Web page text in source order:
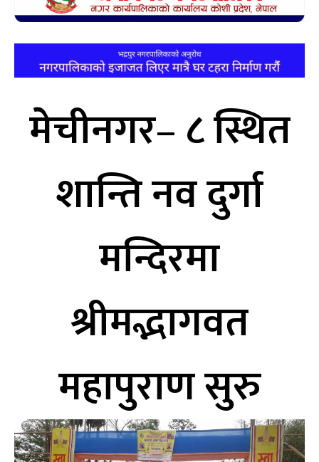
मेचीनगर– ८ स्थित
शान्ति नव दुर्गा
मन्दिरमा
श्रीमद्भागवत
महापुराण सुरु